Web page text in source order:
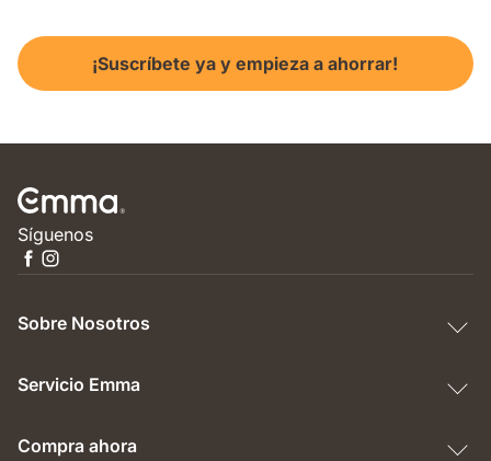
¡Suscríbete ya y empieza a ahorrar!
Síguenos
Sobre Nosotros
Servicio Emma
Compra ahora